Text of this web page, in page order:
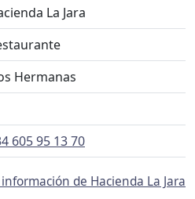
La Jara
Hermanas
605 95 13 70
de Hacienda La Jara